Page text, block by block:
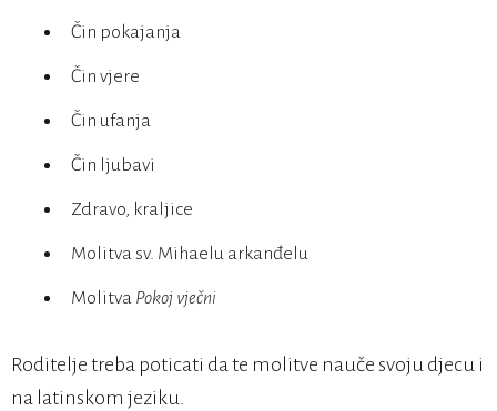
Čin pokajanja
Čin vjere
Čin ufanja
Čin ljubavi
Zdravo, kraljice
Molitva sv. Mihaelu arkanđelu
Molitva Pokoj vječni
Roditelje treba poticati da te molitve nauče svoju djecu i
na latinskom jeziku.